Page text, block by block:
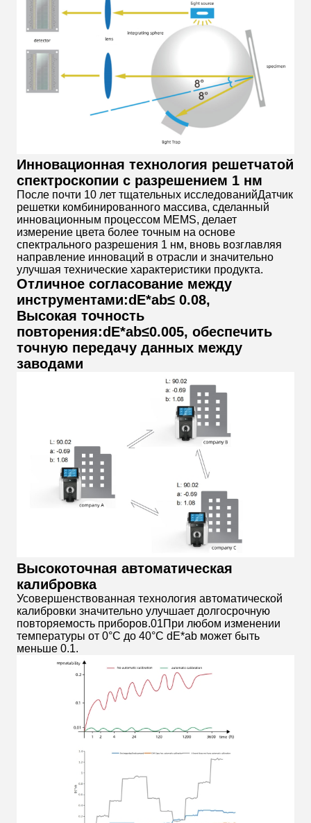
Инновационная технология решетчатой
спектроскопии с разрешением 1 нм
После почти 10 лет тщательных исследованийДатчик
решетки комбинированного массива, сделанный
инновационным процессом MEMS, делает
измерение цвета более точным на основе
спектрального разрешения 1 нм, вновь возглавляя
направление инноваций в отрасли и значительно
улучшая технические характеристики продукта.
Отличное согласование между
инструментами:dE*ab≤ 0.08,
Высокая точность
повторения:dE*ab≤0.005, обеспечить
точную передачу данных между
заводами
Высокоточная автоматическая
калибровка
Усовершенствованная технология автоматической
калибровки значительно улучшает долгосрочную
повторяемость приборов.01При любом изменении
температуры от 0°C до 40°C dE*ab может быть
меньше 0.1.